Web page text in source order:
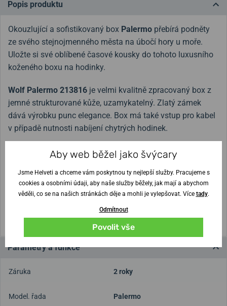
Popis produktu
Okouzlující a sofistikovaný box Palermo přebírá podněty
ze svého stejnojmenného města na úbočí hory u moře.
Uložte si své oblíbené časové kousky do tohoto luxusního
koženého boxu na hodinky.
Wolf Palermo 213816 je velmi kvalitně zpracovaný box z
jemné strukturované kůže, uzamykatelný. Zlatý zámek
dává výrobku punc elegance. Box má také vstup pro kabel
v případě nutnosti nabíjení chytrých hodinek.
Barevné provedení:růžově zlatý exteriér / béžovo-růžový
V článkuHodinky v bezpečí? Poradíme, jaké pouzdro nebo
box vybratnajdete přehled typů pouzder a boxů na
Parametry a funkce
Záruka 2 roky
Model. řada
Palermo
Aby web běžel jako švýcary
Jsme Helveti a chceme vám poskytnou ty nejlepší služby. Pracujeme s
cookies a osobními údaji, aby naše služby běžely, jak mají a abychom
věděli, co se na našich stránkách děje a mohli je vylepšovat. Více tady.
Odmítnout
Povolit vše